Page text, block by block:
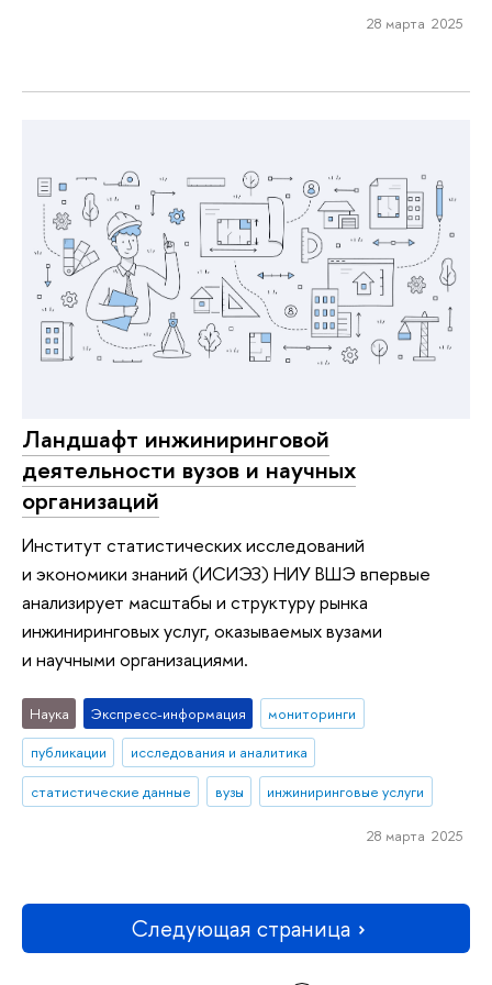
28 марта 2025
Ландшафт инжиниринговой
деятельности вузов и научных
организаций
Институт статистических исследований
и экономики знаний (ИСИЭЗ) НИУ ВШЭ впервые
анализирует масштабы и структуру рынка
инжиниринговых услуг, оказываемых вузами
и научными организациями.
Наука Экспресс-информация
мониторинги
публикации
исследования и аналитика
статистические данные
вузы инжиниринговые услуги
28 марта 2025
Следующая страница